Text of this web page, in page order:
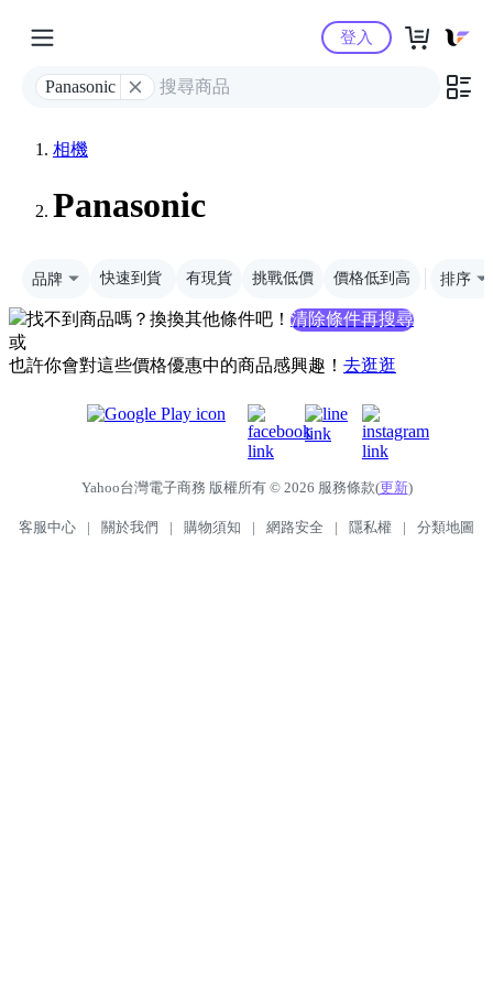
Yahoo購物中心
Panasonic
登入
相機
Panasonic
品牌 快速到貨 有現貨 挑戰低價 價格低到高 排序
找不到商品嗎？換換其他條件吧！ 清除條件再搜尋
或
也許你會對這些價格優惠中的商品感興趣！ 去逛逛
Yahoo台灣電子商務 版權所有 © 2026 服務條款(更新)
客服中心 | 關於我們 | 購物須知 | 網路安全 | 隱私權 | 分類地圖